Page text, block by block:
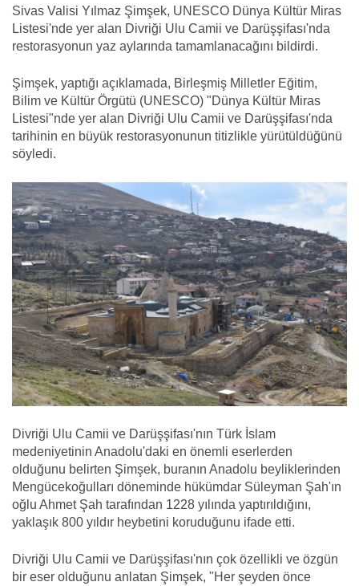
Sivas Valisi Yılmaz Şimşek, UNESCO Dünya Kültür Miras
Listesi'nde yer alan Divriği Ulu Camii ve Darüşşifası'nda
restorasyonun yaz aylarında tamamlanacağını bildirdi.
Şimşek, yaptığı açıklamada, Birleşmiş Milletler Eğitim,
Bilim ve Kültür Örgütü (UNESCO) "Dünya Kültür Miras
Listesi"nde yer alan Divriği Ulu Camii ve Darüşşifası'nda
tarihinin en büyük restorasyonunun titizlikle yürütüldüğünü
söyledi.
Divriği Ulu Camii ve Darüşşifası'nın Türk İslam
medeniyetinin Anadolu'daki en önemli eserlerden
olduğunu belirten Şimşek, buranın Anadolu beyliklerinden
Mengücekoğulları döneminde hükümdar Süleyman Şah'ın
oğlu Ahmet Şah tarafından 1228 yılında yaptırıldığını,
yaklaşık 800 yıldır heybetini koruduğunu ifade etti.
Divriği Ulu Camii ve Darüşşifası'nın çok özellikli ve özgün
bir eser olduğunu anlatan Şimşek, "Her şeyden önce